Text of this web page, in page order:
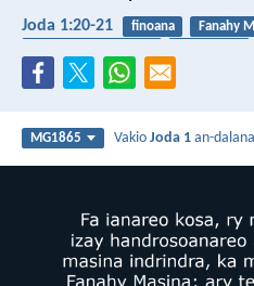
Joda 1:20-21 finoana Fanahy
MG1865 VakioJoda 1 an-dalana